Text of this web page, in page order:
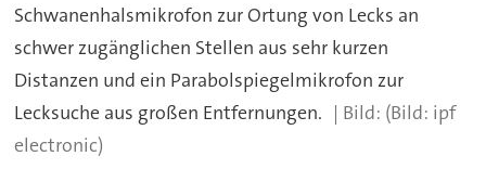
Schwanenhalsmikrofon zur Ortung von Lecks an
schwer zugänglichen Stellen aus sehr kurzen
Distanzen und ein Parabolspiegelmikrofon zur
Lecksuche aus großen Entfernungen.
(Bild: ipf
electronic)